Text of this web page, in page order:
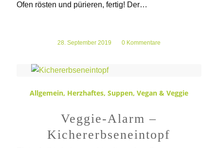
Ofen rösten und pürieren, fertig! Der…
28. September 2019
/ 0 Kommentare
Allgemein, Herzhaftes, Suppen, Vegan & Veggie
Veggie-Alarm –
Kichererbseneintopf